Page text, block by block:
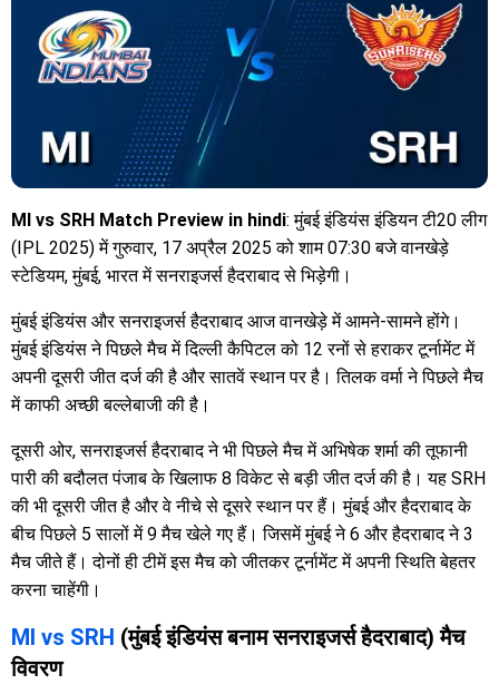
MI vs SRH Match Preview in hindi: मुंबई इंडियंस इंडियन टी20 लीग
(IPL 2025) में गुरुवार, 17 अप्रैल 2025 को शाम 07:30 बजे वानखेड़े
स्टेडियम, मुंबई, भारत में सनराइजर्स हैदराबाद से भिड़ेगी।
मुंबई इंडियंस और सनराइजर्स हैदराबाद आज वानखेड़े में आमने-सामने होंगे।
मुंबई इंडियंस ने पिछले मैच में दिल्ली कैपिटल को 12 रनों से हराकर टूर्नामेंट में
अपनी दूसरी जीत दर्ज की है और सातवें स्थान पर है। तिलक वर्मा ने पिछले मैच
में काफी अच्छी बल्लेबाजी की है।
दूसरी ओर, सनराइजर्स हैदराबाद ने भी पिछले मैच में अभिषेक शर्मा की तूफानी
पारी की बदौलत पंजाब के खिलाफ 8 विकेट से बड़ी जीत दर्ज की है। यह SRH
की भी दूसरी जीत है और वे नीचे से दूसरे स्थान पर हैं। मुंबई और हैदराबाद के
बीच पिछले 5 सालों में 9 मैच खेले गए हैं। जिसमें मुंबई ने 6 और हैदराबाद ने 3
मैच जीते हैं। दोनों ही टीमें इस मैच को जीतकर टूर्नामेंट में अपनी स्थिति बेहतर
करना चाहेंगी।
MI vs SRH (मुंबई इंडियंस बनाम सनराइजर्स हैदराबाद) मैच
विवरण